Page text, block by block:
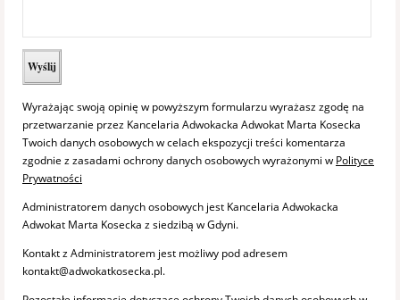
Wyrażając swoją opinię w powyższym formularzu wyrażasz zgodę na
przetwarzanie przez Kancelaria Adwokacka Adwokat Marta Kosecka
Twoich danych osobowych w celach ekspozycji treści komentarza
zgodnie z zasadami ochrony danych osobowych wyrażonymi w Polityce
Prywatności
Administratorem danych osobowych jest Kancelaria Adwokacka
Adwokat Marta Kosecka z siedzibą w Gdyni.
Kontakt z Administratorem jest możliwy pod adresem
kontakt@adwokatkosecka.pl.